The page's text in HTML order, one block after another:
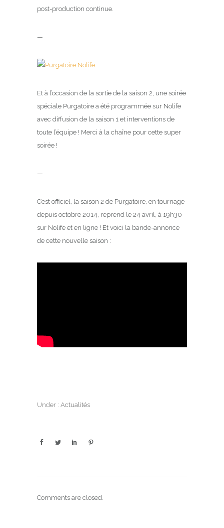
post-production continue.
—
Et à l’occasion de la sortie de la saison 2, une soirée
spéciale Purgatoire a été programmée sur Nolife
avec diffusion de la saison 1 et interventions de
toute l’équipe ! Merci à la chaîne pour cette super
soirée !
—
C’est officiel, la saison 2 de Purgatoire, en tournage
depuis octobre 2014, reprend le 24 avril, à 19h30
sur Nolife et en ligne ! Et voici la bande-annonce
de cette nouvelle saison :
Under : Actualités
Comments are closed.